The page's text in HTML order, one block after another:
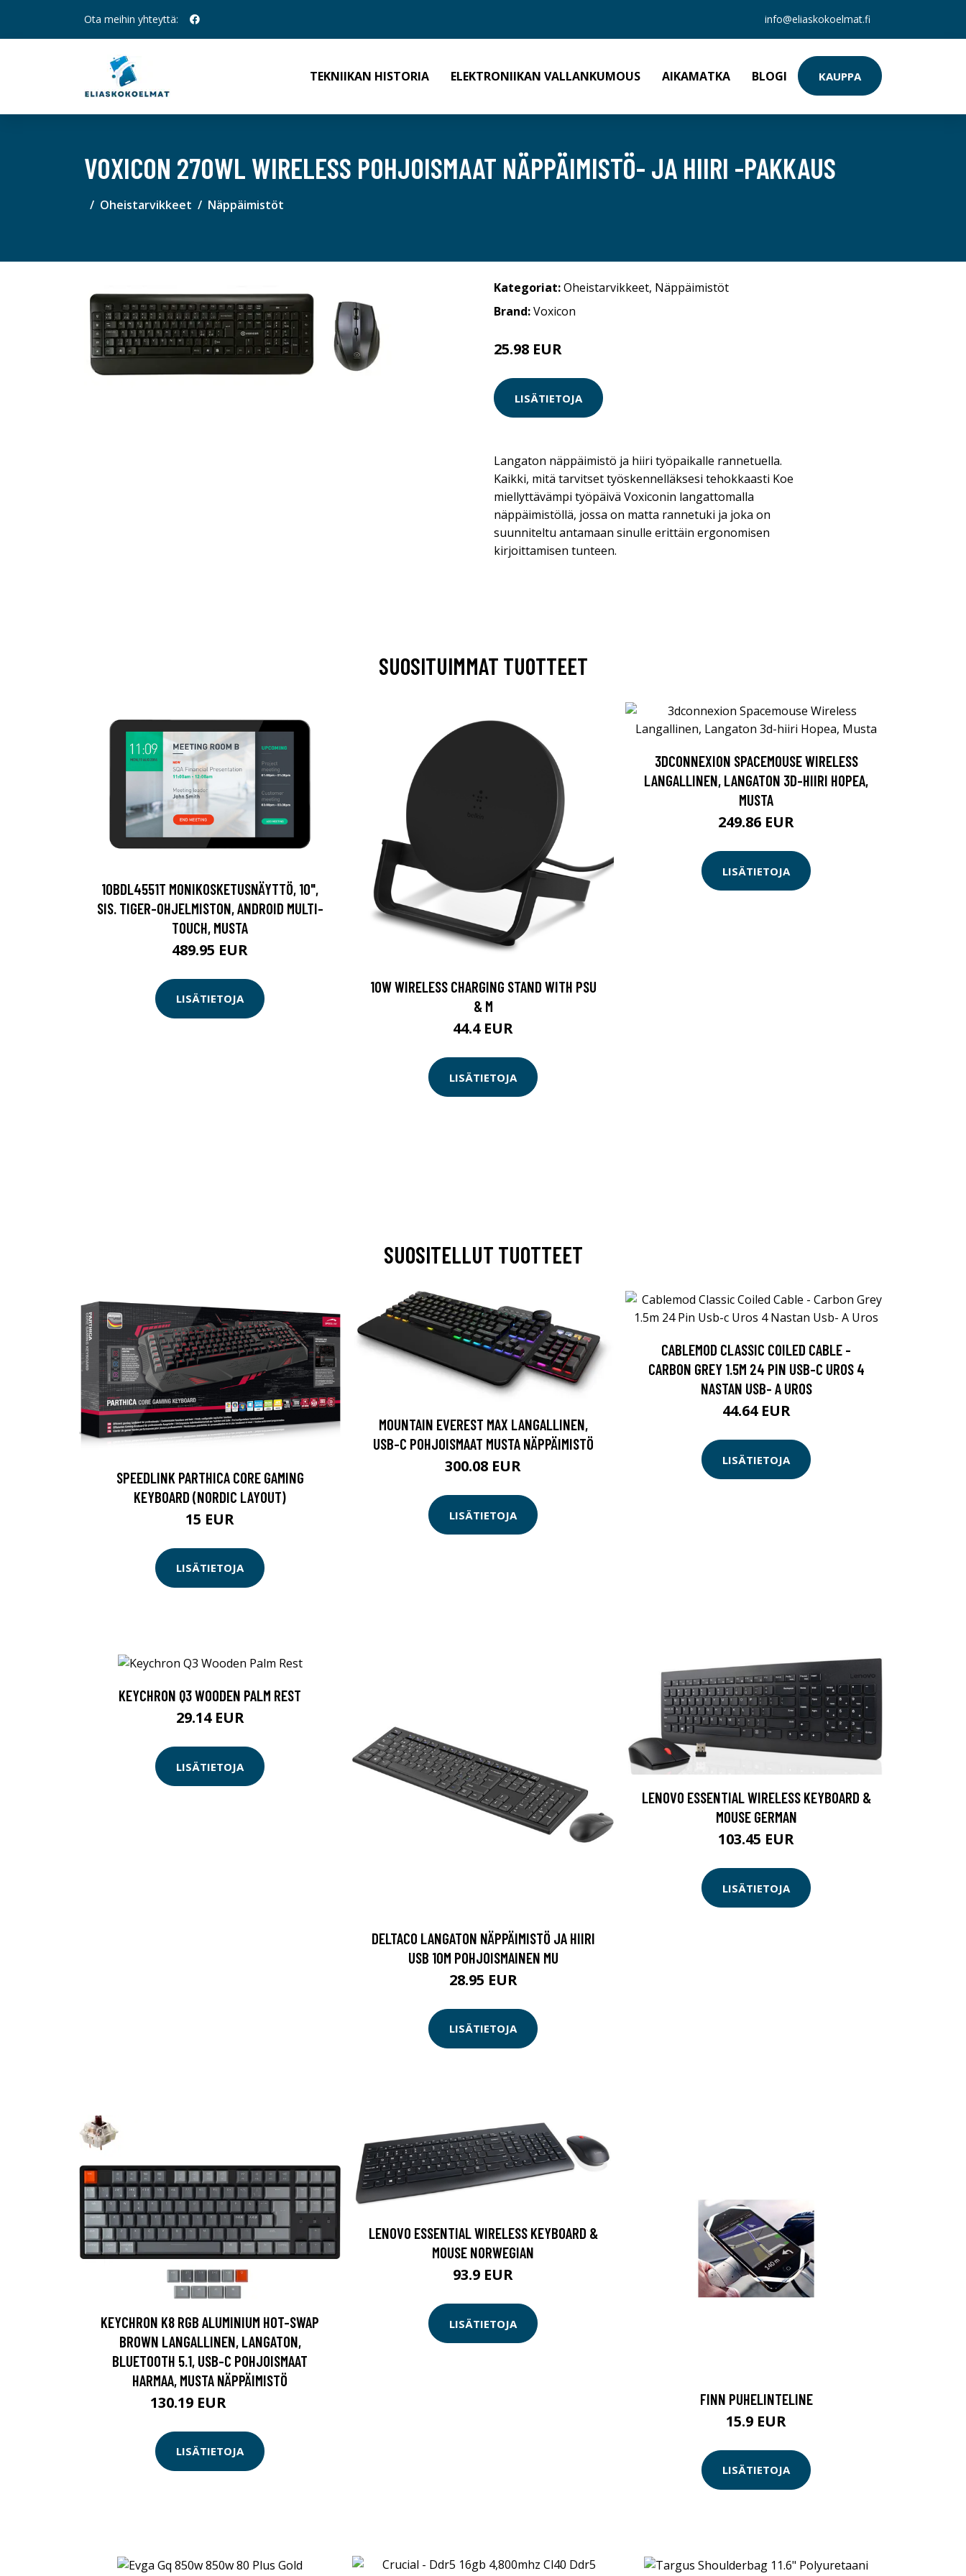
Ota meihin yhteyttä: info@eliaskokoelmat.fi
TEKNIIKAN HISTORIA ELEKTRONIIKAN VALLANKUMOUS AIKAMATKA BLOGI KAUPPA
VOXICON 270WL WIRELESS POHJOISMAAT NÄPPÄIMISTÖ- JA HIIRI -PAKKAUS
Oheistarvikkeet Näppäimistöt
Kategoriat:Oheistarvikkeet, Näppäimistöt
Brand:Voxicon
25.98 EUR
LISÄTIETOJA
Langaton näppäimistö ja hiiri työpaikalle rannetuella.
Kaikki, mitä tarvitset työskennelläksesi tehokkaasti Koe
miellyttävämpi työpäivä Voxiconin langattomalla
näppäimistöllä, jossa on matta rannetuki ja joka on
suunniteltu antamaan sinulle erittäin ergonomisen
kirjoittamisen tunteen.
SUOSITUIMMAT TUOTTEET
10BDL4551T MONIKOSKETUSNÄYTTÖ, 10",
SIS. TIGER-OHJELMISTON, ANDROID MULTI-
TOUCH, MUSTA
489.95 EUR
LISÄTIETOJA
10W WIRELESS CHARGING STAND WITH PSU
& M
44.4 EUR
LISÄTIETOJA
3DCONNEXION SPACEMOUSE WIRELESS
LANGALLINEN, LANGATON 3D-HIIRI HOPEA,
MUSTA
249.86 EUR
LISÄTIETOJA
SUOSITELLUT TUOTTEET
SPEEDLINK PARTHICA CORE GAMING
KEYBOARD (NORDIC LAYOUT)
15 EUR
LISÄTIETOJA
MOUNTAIN EVEREST MAX LANGALLINEN,
USB-C POHJOISMAAT MUSTA NÄPPÄIMISTÖ
300.08 EUR
LISÄTIETOJA
CABLEMOD CLASSIC COILED CABLE -
CARBON GREY 1.5M 24 PIN USB-C UROS 4
NASTAN USB- A UROS
44.64 EUR
LISÄTIETOJA
KEYCHRON Q3 WOODEN PALM REST
29.14 EUR
LISÄTIETOJA
DELTACO LANGATON NÄPPÄIMISTÖ JA HIIRI
USB 10M POHJOISMAINEN MU
28.95 EUR
LISÄTIETOJA
LENOVO ESSENTIAL WIRELESS KEYBOARD &
MOUSE GERMAN
103.45 EUR
LISÄTIETOJA
KEYCHRON K8 RGB ALUMINIUM HOT-SWAP
BROWN LANGALLINEN, LANGATON,
BLUETOOTH 5.1, USB-C POHJOISMAAT
HARMAA, MUSTA NÄPPÄIMISTÖ
130.19 EUR
LISÄTIETOJA
LENOVO ESSENTIAL WIRELESS KEYBOARD &
MOUSE NORWEGIAN
93.9 EUR
LISÄTIETOJA
FINN PUHELINTELINE
15.9 EUR
LISÄTIETOJA